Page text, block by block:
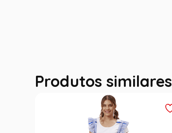
Produtos similares